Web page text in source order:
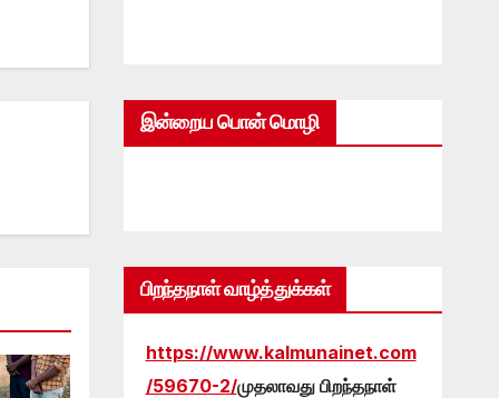
இன்றைய பொன் மொழி
பிறந்தநாள் வாழ்த்துக்கள்
https://www.kalmunainet.com
/59670-2/முதலாவது பிறந்தநாள்